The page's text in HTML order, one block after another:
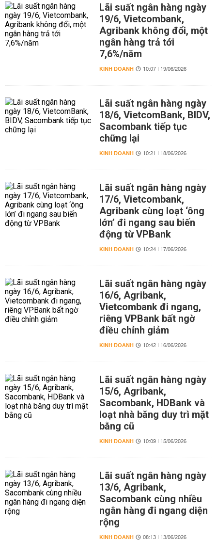
Lãi suất ngân hàng ngày
19/6, Vietcombank,
Agribank không đổi, một
ngân hàng trả tới
7,6%/năm
KINH DOANH 10:07 | 19/06/2026
Lãi suất ngân hàng ngày
18/6, VietcomBank, BIDV,
Sacombank tiếp tục
chững lại
KINH DOANH 10:21 | 18/06/2026
Lãi suất ngân hàng ngày
17/6, Vietcombank,
Agribank cùng loạt ‘ông
lớn’ đi ngang sau biến
động từ VPBank
KINH DOANH 10:24 | 17/06/2026
Lãi suất ngân hàng ngày
16/6, Agribank,
Vietcombank đi ngang,
riêng VPBank bất ngờ
điều chỉnh giảm
KINH DOANH 10:42 | 16/06/2026
Lãi suất ngân hàng ngày
15/6, Agribank,
Sacombank, HDBank và
loạt nhà băng duy trì mặt
bằng cũ
KINH DOANH 10:09 | 15/06/2026
Lãi suất ngân hàng ngày
13/6, Agribank,
Sacombank cùng nhiều
ngân hàng đi ngang diện
rộng
KINH DOANH 08:13 | 13/06/2026